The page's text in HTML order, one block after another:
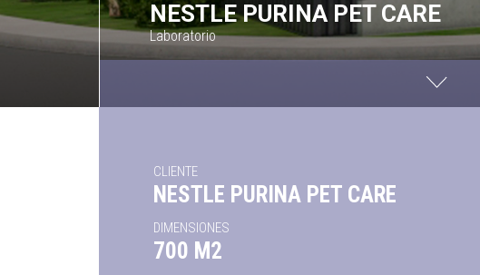
NESTLE PURINA PET CARE
Laboratorio
CLIENTE
NESTLE PURINA PET CARE
DIMENSIONES
700 M2